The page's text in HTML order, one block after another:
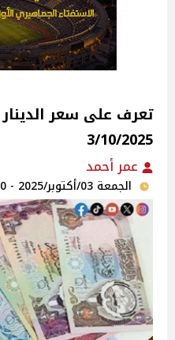
تعرف على سعر
3/10/2025
عمر أحمد
الجمعة 03/أكتوبر/2025 - 12:20 م